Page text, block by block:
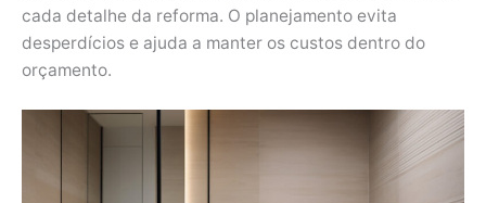
cada detalhe da reforma. O planejamento evita
desperdícios e ajuda a manter os custos dentro do
orçamento.